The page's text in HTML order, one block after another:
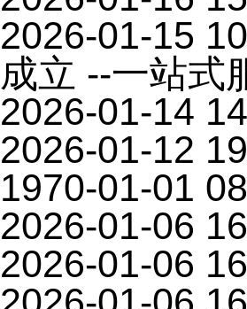
2026-01-15
成立 --一站式
2026-01-14
2026-01-12
1970-01-01
2026-01-06
2026-01-06